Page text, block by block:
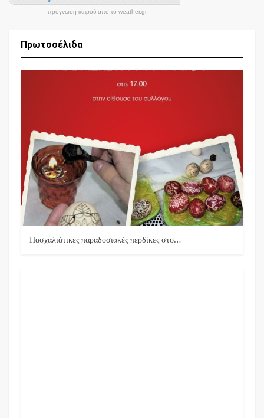
πρόγνωση καιρού από το weather.gr
Πρωτοσέλιδα
Πασχαλιάτικες παραδοσιακές περδίκες στο…